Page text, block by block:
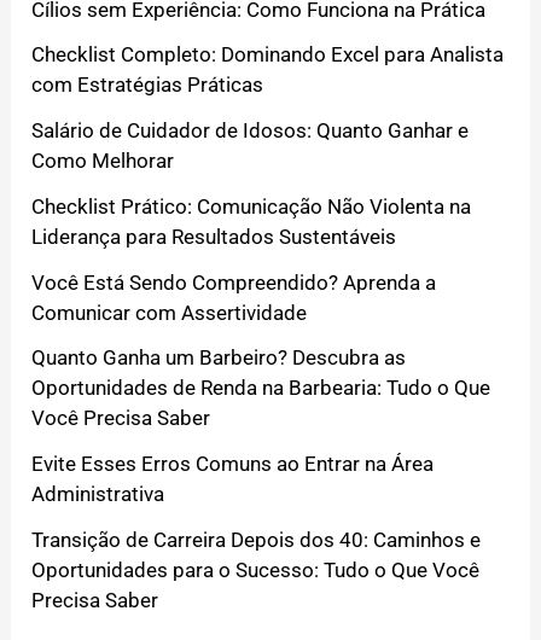
Cílios sem Experiência: Como Funciona na Prática
Checklist Completo: Dominando Excel para Analista
com Estratégias Práticas
Salário de Cuidador de Idosos: Quanto Ganhar e
Como Melhorar
Checklist Prático: Comunicação Não Violenta na
Liderança para Resultados Sustentáveis
Você Está Sendo Compreendido? Aprenda a
Comunicar com Assertividade
Quanto Ganha um Barbeiro? Descubra as
Oportunidades de Renda na Barbearia: Tudo o Que
Você Precisa Saber
Evite Esses Erros Comuns ao Entrar na Área
Administrativa
Transição de Carreira Depois dos 40: Caminhos e
Oportunidades para o Sucesso: Tudo o Que Você
Precisa Saber